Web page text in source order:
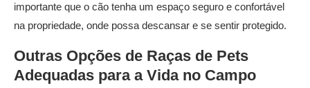
importante que o cão tenha um espaço seguro e confortável
na propriedade, onde possa descansar e se sentir protegido.
Outras Opções de Raças de Pets
Adequadas para a Vida no Campo